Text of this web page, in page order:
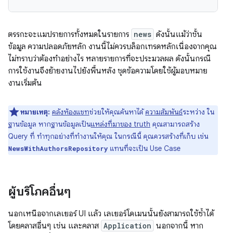
ตรรกะจะแมปรายการทั้งหมดในรายการ news ดังนั้นแม้ว่าชั้น
ข้อมูล ความปลอดภัยหลัก งานนี้ไม่ควรบล็อกเทรดหลักเนื่องจากคุณ
ไม่ทราบว่าต้องทำอย่างไร หลายรายการที่จะประมวลผล ดังนั้นกรณี
การใช้งานจึงย้ายงานไปยังพื้นหลัง ชุดข้อความโดยใช้ผู้มอบหมาย
งานเริ่มต้น
หมายเหตุ: คลังห้องแชทช่วยให้คุณค้นหาได้ความสัมพันธ์ระหว่าง ใน
ฐานข้อมูล หากฐานข้อมูลเป็นแหล่งที่มาของ truth คุณสามารถสร้าง
Query ที่ ทำทุกอย่างที่ทำงานให้คุณ ในกรณีนี้ คุณควรสร้างที่เก็บ เช่น
NewsWithAuthorsRepository แทนที่จะเป็น Use Case
ผู้บริโภคอื่นๆ
นอกเหนือจากเลเยอร์ UI แล้ว เลเยอร์โดเมนนั้นยังสามารถใช้ซ้ำได้
โดยคลาสอื่นๆ เช่น และคลาส Application นอกจากนี้ หาก